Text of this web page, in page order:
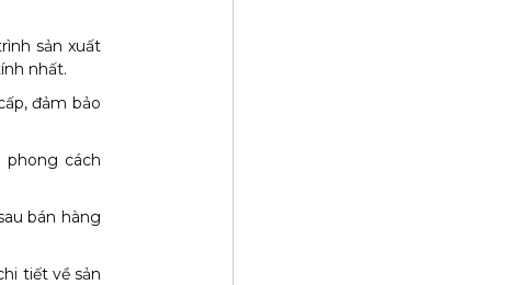
sản xuất
nhất.
đảm bảo
phong cách
bán hàng
tiết về sản